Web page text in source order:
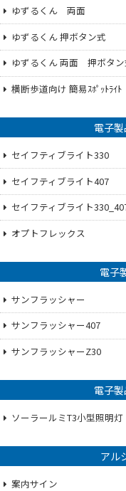
ゆずるくん 両面
ゆずるくん 押ボタン式
ゆずるくん 両面 押ボタン
横断歩道向け 簡易ｽﾎﾟｯﾄﾗｲﾄ
電子
セイフティブライト330
セイフティブライト407
セイフティブライト
オプトフレックス
電子
サンフラッシャー
サンフラッシャー407
サンフラッシャーZ30
電子
ソーラールミT3小型照明灯
アル
案内サイン